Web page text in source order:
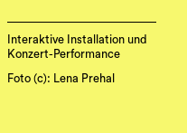
Interaktive Installation und
Konzert-Performance
Foto (c): Lena Prehal